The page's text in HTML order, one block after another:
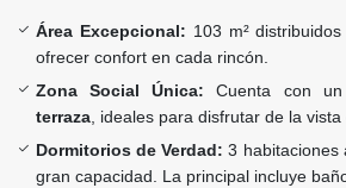
Área Excepcional: 103 m²
ofrecer confort en cada rincón.
Zona Social Única: Cuenta con un
terraza , ideales para disfrutar de la
Dormitorios de Verdad: 3 habitaciones
gran capacidad. La principal incluye